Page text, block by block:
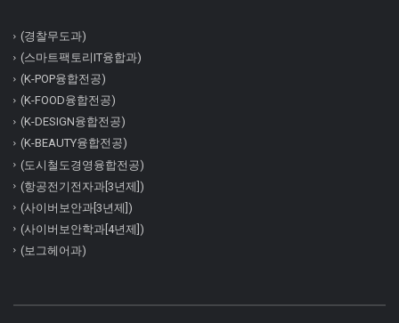
(경찰무도과)
(스마트팩토리IT융합과)
(K-POP융합전공)
(K-FOOD융합전공)
(K-DESIGN융합전공)
(K-BEAUTY융합전공)
(도시철도경영융합전공)
(항공전기전자과[3년제])
(사이버보안과[3년제])
(사이버보안학과[4년제])
(보그헤어과)